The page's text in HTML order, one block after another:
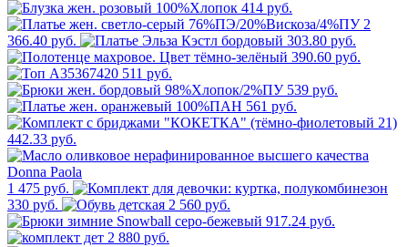
414 руб.
2
366.40 руб.
303.80 руб.
390.60 руб.
511 руб.
539 руб.
561 руб.
442.33 руб.
1 475 руб.
330 руб.
2 560 руб.
917.24 руб.
2 880 руб.